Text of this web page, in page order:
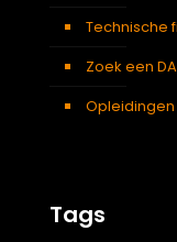
Technische
Zoek een
Tags